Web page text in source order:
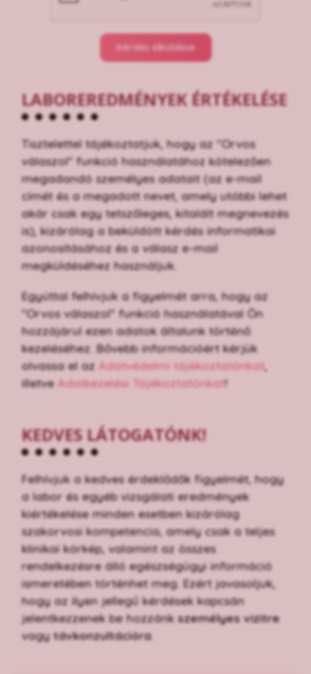
Kérdés elküldése
LABOREREDMÉNYEK ÉRTÉKELÉSE
Tisztelettel tájékoztatjuk, hogy az "Orvos
válaszol" funkció használatához kötelezően
megadandó személyes adatait (az e-mail
címét és a megadott nevet, amely utóbbi lehet
akár csak egy tetszőleges, kitalált megnevezés
is), kizárólag a beküldött kérdés informatikai
azonosításához és a válasz e-mail
megküldéséhez használjuk.
Egyúttal felhívjuk a figyelmét arra, hogy az
"Orvos válaszol" funkció használatával Ön
hozzájárul ezen adatok általunk történő
kezeléséhez. Bővebb információért kérjük
olvassa el az Adatvédelmi tájékoztatónkat,
illetve Adatkezelési Tájékoztatónkat!
KEDVES LÁTOGATÓNK!
Felhívjuk a kedves érdeklődők figyelmét, hogy
a labor és egyéb vizsgálati eredmények
kiértékelése minden esetben kizárólag
szakorvosi kompetencia, amely csak a teljes
klinikai kórkép, valamint az összes
rendelkezésre álló egészségügyi információ
ismeretében történhet meg. Ezért javasoljuk,
hogy az ilyen jellegű kérdések kapcsán
jelentkezzenek be hozzánk személyes vizitre
vagytávkonzultációra.